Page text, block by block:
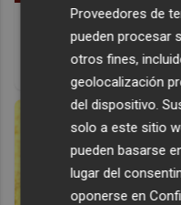
Corepunk MMORPG
Un verdadero
antes, pero mejor!
Proveedores de
pueden procesar
otros fines,
geolocalización
del dispositivo.
solo a este sitio
pueden basarse
lugar del
oponerse en